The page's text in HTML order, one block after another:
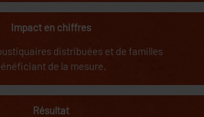
Impact en chiffres
distribuées et de familles
de la mesure.
Résultat